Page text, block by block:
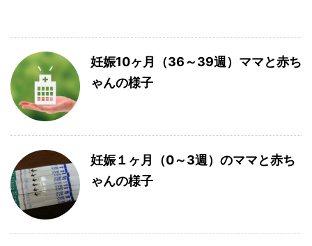
妊娠10ヶ月（36～39週）ママと赤ち
ゃんの様子
妊娠１ヶ月（0～3週）のママと赤ち
ゃんの様子